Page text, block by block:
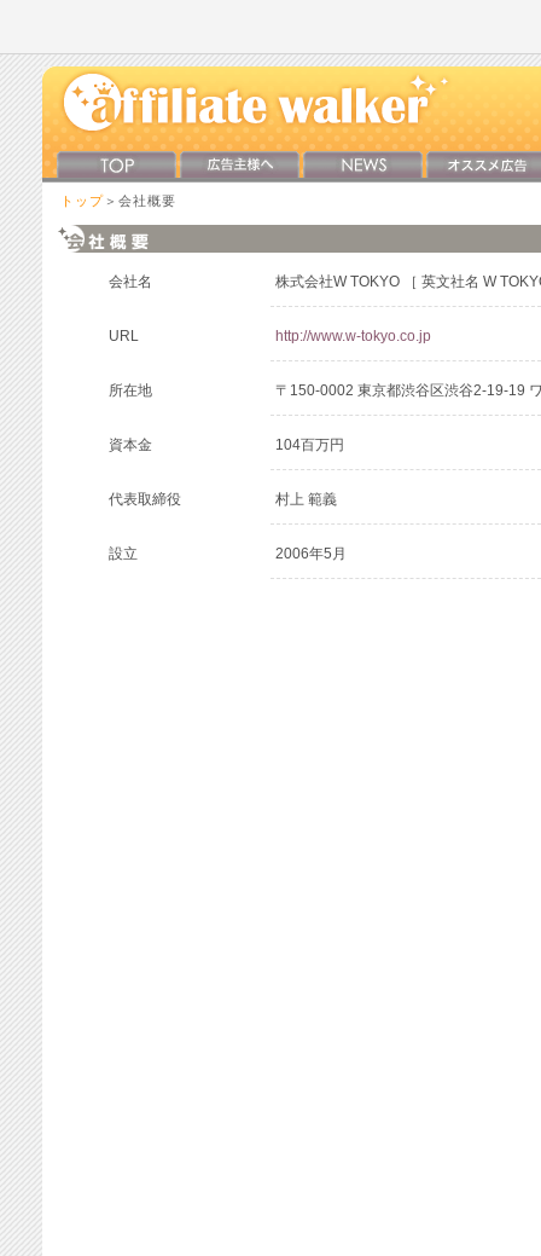
トップ ＞会社概要
会社名 株式会社W TOKYO ［ 英文社名 W
URL http://www.w-tokyo.co.jp
所在地 〒150-0002 東京都渋谷区渋谷2-19-19
資本金 104百万円
代表取締役 村上 範義
設立 2006年5月